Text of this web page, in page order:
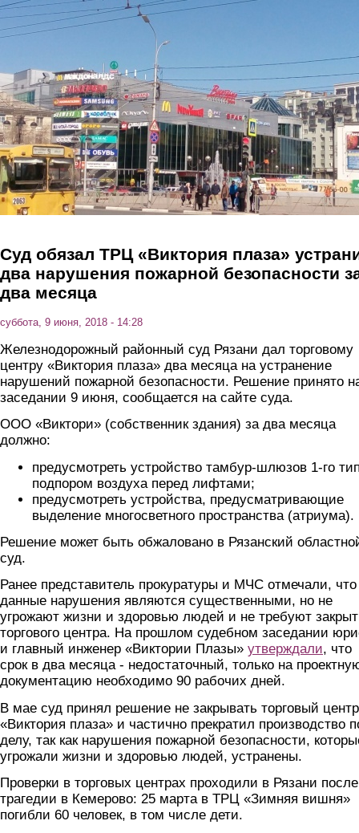
Перейти к основному содержанию
Суд обязал ТРЦ «Виктория плаза»
два нарушения пожарной безопасности
два месяца
суббота, 9 июня, 2018 - 14:28
Железнодорожный районный суд Рязани дал торговому
центру «Виктория плаза» два месяца на устранение
нарушений пожарной безопасности. Решение принято
заседании 9 июня, сообщается на сайте суда.
ООО «Виктори» (собственник здания) за два месяца
должно:
предусмотреть устройство тамбур-шлюзов 1-го
подпором воздуха перед лифтами;
предусмотреть устройства, предусматривающие
выделение многосветного пространства (атриума).
Решение может быть обжаловано в Рязанский
суд.
Ранее представитель прокуратуры и МЧС отмечали, что
данные нарушения являются существенными, но не
угрожают жизни и здоровью людей и не требуют
торгового центра. На прошлом судебном заседании
и главный инженер «Виктории Плазы» утверждали, что
срок в два месяца - недостаточный, только на
документацию необходимо 90 рабочих дней.
В мае суд принял решение не закрывать торговый центр
«Виктория плаза» и частично прекратил производство
делу, так как нарушения пожарной безопасности,
угрожали жизни и здоровью людей, устранены.
Проверки в торговых центрах проходили в Рязани после
трагедии в Кемерово: 25 марта в ТРЦ «Зимняя вишня»
погибли 60 человек, в том числе дети.